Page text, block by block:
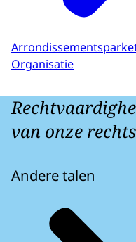
Organisatie
van onze
Andere talen